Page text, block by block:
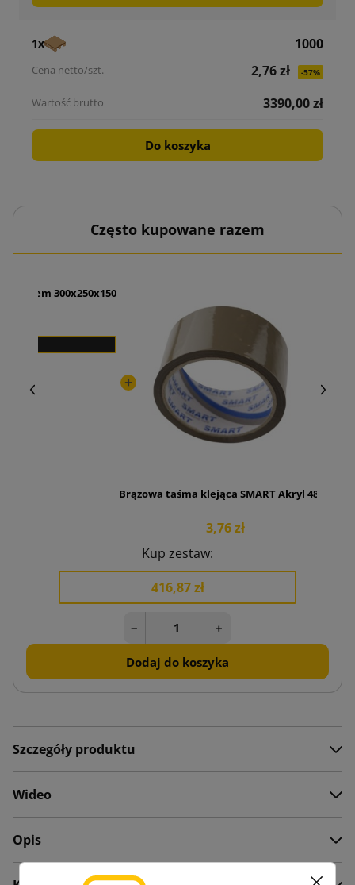
1x
1000
2,76 zł
-57%
3390,00 zł
Do koszyka
Często kupowane razem
300x250x150
Brązowa taśma klejąca SMART Akryl 48/50
3,76 zł
Kup zestaw:
416,87 zł
− +
Dodaj do koszyka
Szczegóły produktu
Wideo
Opis